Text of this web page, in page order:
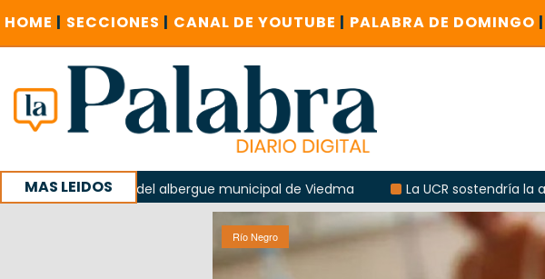
HOME | SECCIONES | CANAL DE YOUTUBE | PALABRA DE DOMINGO |
MAS LEIDOS
del albergue municipal de Viedma La UCR sostendría la alianza con
del Correo Argentino en Sierra Grande
Río Negro